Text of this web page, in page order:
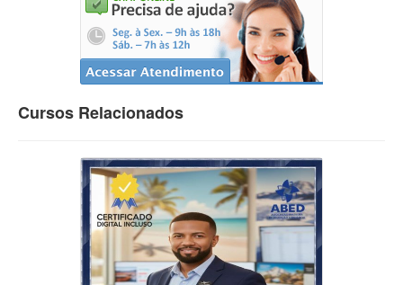
Cursos Relacionados